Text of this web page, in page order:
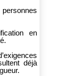
en
déjà